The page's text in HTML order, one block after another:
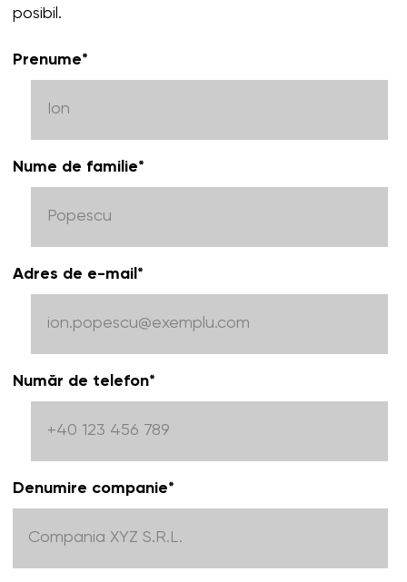
posibil.
Prenume*
Nume de familie*
Adres de e-mail *
Număr de telefon*
Denumire companie*